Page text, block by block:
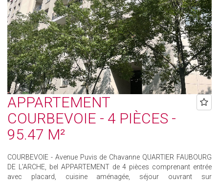
APPARTEMENT
COURBEVOIE - 4 PIÈCES -
95.47 M²
COURBEVOIE - Avenue Puvis de Chavanne QUARTIER FAUBOURG
DE L'ARCHE, bel APPARTEMENT de 4 pièces comprenant entrée
avec placard, cuisine aménagée, séjour ouvrant sur